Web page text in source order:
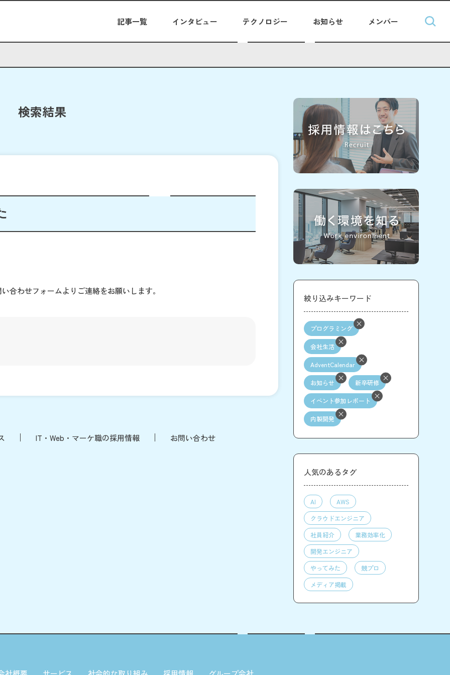
記事一覧 インタビュー テクノロジー お知らせ メンバー
検索結果
合わせフォームよりご連絡をお願いします。
IT・Web・マーケ職の採用情報 お問い合わせ
絞り込みキーワード
プログラミング
会社生活
AdventCalendar
お知らせ 新卒研修
イベント参加レポート
内製開発
人気のあるタグ
AI
AWS
クラウドエンジニア
社員紹介
業務効率化
開発エンジニア
やってみた
競プロ
メディア掲載